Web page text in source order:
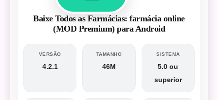
Baixe Todos as Farmácias: farmácia online
(MOD Premium) para Android
VERSÃO
4.2.1
TAMANHO
46M
SISTEMA
5.0 ou
superior